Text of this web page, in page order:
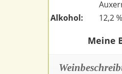
Alkohol:
12,2
Meine